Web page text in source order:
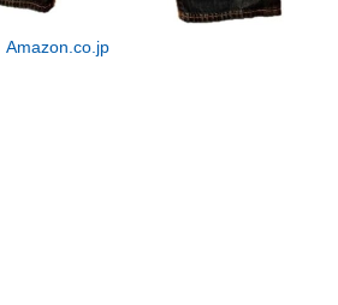
Amazon.co.jp